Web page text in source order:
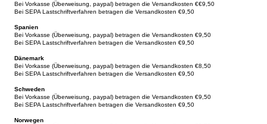
Bei Vorkasse (Überweisung, paypal) betragen die Versandkosten €€9,50
Bei SEPA Lastschriftverfahren betragen die Versandkosten €9,50
Spanien
Bei Vorkasse (Überweisung, paypal) betragen die Versandkosten €9,50
Bei SEPA Lastschriftverfahren betragen die Versandkosten €9,50
Dänemark
Bei Vorkasse (Überweisung, paypal) betragen die Versandkosten €8,50
Bei SEPA Lastschriftverfahren betragen die Versandkosten €9,50
Schweden
Bei Vorkasse (Überweisung, paypal) betragen die Versandkosten €9,50
Bei SEPA Lastschriftverfahren betragen die Versandkosten €9,50
Norwegen